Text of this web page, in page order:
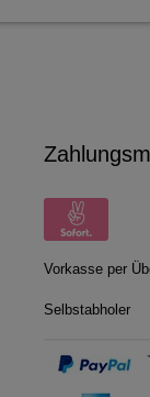
Vorkasse per
Selbstabholer